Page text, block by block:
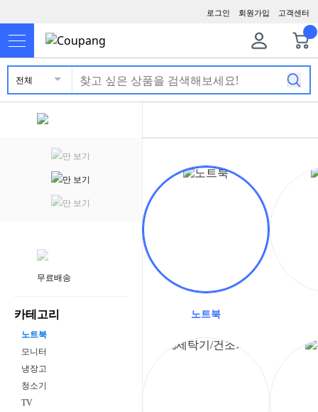
고객센터
회원가입
로그인
전체
만 보기
만 보기
만 보기
무료배송
카테고리
노트북
모니터
냉장고
청소기
TV
노트북